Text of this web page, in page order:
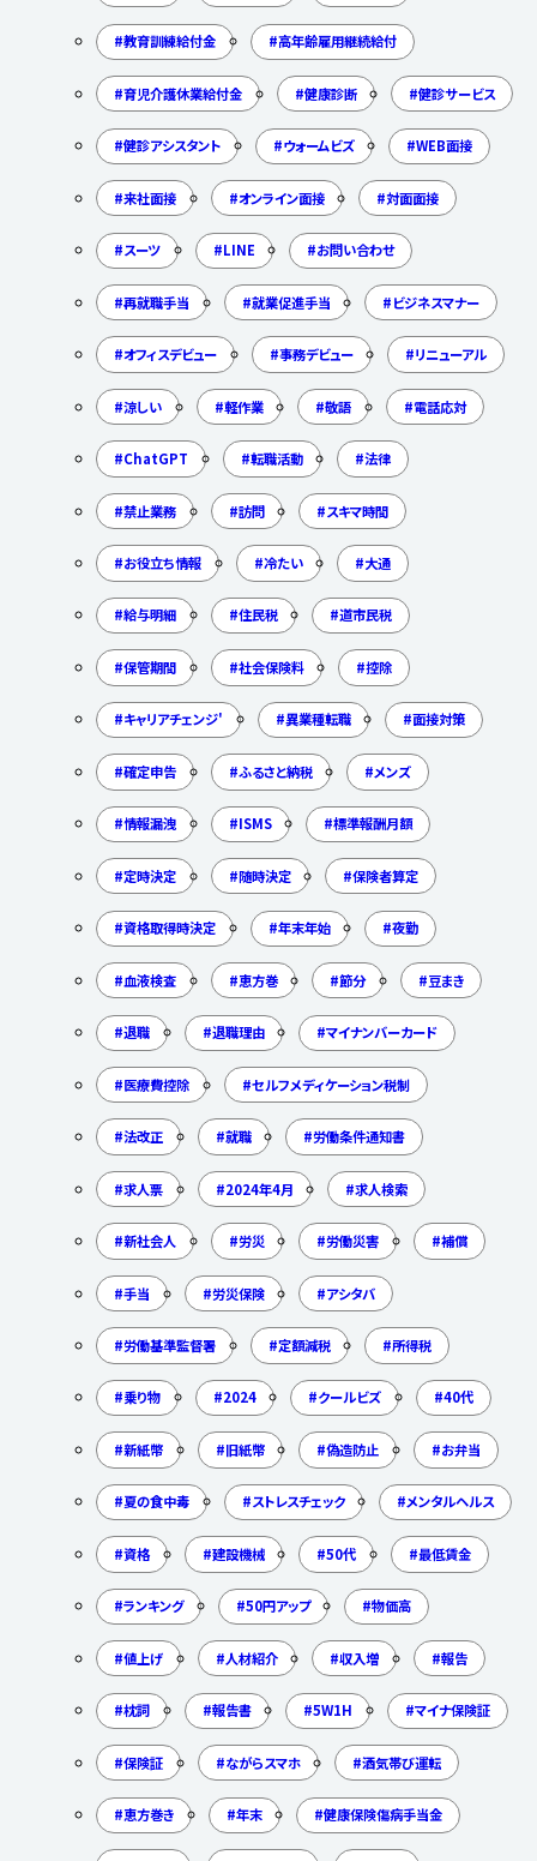
教育訓練給付金 高年齢雇用継続給付
育児介護休業給付金 健康診断 健診サービス
健診アシスタント ウォームビズ WEB面接
来社面接 オンライン面接 対面面接
スーツ LINE お問い合わせ
再就職手当 就業促進手当 ビジネスマナー
オフィスデビュー 事務デビュー リニューアル
涼しい 軽作業 敬語 電話応対
ChatGPT 転職活動 法律
禁止業務 訪問 スキマ時間
お役立ち情報 冷たい 大通
給与明細 住民税 道市民税
保管期間 社会保険料 控除
キャリアチェンジ' 異業種転職 面接対策
確定申告 ふるさと納税 メンズ
情報漏洩 ISMS 標準報酬月額
定時決定 随時決定 保険者算定
資格取得時決定 年末年始 夜勤
血液検査 恵方巻 節分 豆まき
退職 退職理由 マイナンバーカード
医療費控除 セルフメディケーション税制
法改正 就職 労働条件通知書
求人票 2024年4月 求人検索
新社会人 労災 労働災害 補償
手当 労災保険 アシタバ
労働基準監督署 定額減税 所得税
乗り物 2024 クールビズ 40代
新紙幣 旧紙幣 偽造防止 お弁当
夏の食中毒 ストレスチェック メンタルヘルス
資格 建設機械 50代 最低賃金
ランキング 50円アップ 物価高
値上げ 人材紹介 収入増 報告
枕詞 報告書 5W1H マイナ保険証
保険証 ながらスマホ 酒気帯び運転
恵方巻き 年末 健康保険傷病手当金